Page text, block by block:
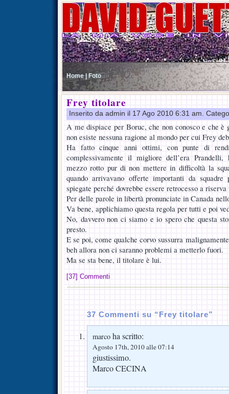
Home | Foto
Frey titolare
Inserito da admin il 17 Ago 2010 6:31 am.
A me dispiace per Boruc, che non conosco e che è
non esiste nessuna ragione al mondo per cui Frey
Ha fatto cinque anni ottimi, con punte di
complessivamente il migliore dell’era
mezzo rotto pur di non mettere in difficoltà la
quando arrivavano offerte importanti da
spiegate perché dovrebbe essere retrocesso a
Per delle parole in libertà pronunciate in Canada
Va bene, applichiamo questa regola per tutti e poi
No, davvero non ci siamo e io spero che questa
presto.
E se poi, come qualche corvo sussurra
beh allora non ci saranno problemi a metterlo fuori.
Ma se sta bene, il titolare è lui.
[37] Commenti
37 Commenti su “Frey titolare”
marco ha scritto:
Agosto 17th, 2010 alle 07:14
giustissimo.
Marco CECINA